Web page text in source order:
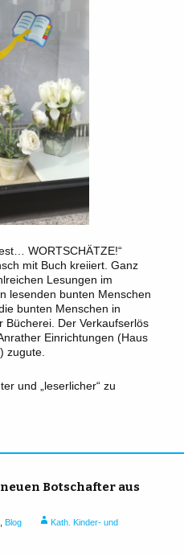
WORTSCHÄTZE!“
mit Buch kreiiert. Ganz
Lesungen im
lesenden bunten Menschen
bunten Menschen in
Bücherei. Der Verkaufserlös
Einrichtungen (Haus
zugute.
und „leserlicher“ zu
Botschafter aus
Blog
Kath. Kinder- und